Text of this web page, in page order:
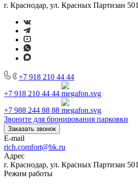
г. Краснодар, ул. Красных Партизан 501
+7 918 210 44 44
+7 918 210 44 44
+7 988 244 88 88
Звоните для бронирования парковки
Заказать звонок
E-mail
rich.comfort@bk.ru
Адрес
г. Краснодар, ул. Красных Партизан 501
Режим работы